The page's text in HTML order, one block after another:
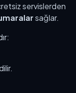
servislerden
sağlar.